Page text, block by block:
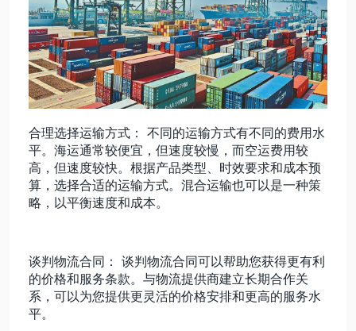
合理选择运输方式： 不同的运输方式有不同的费用水
平。海运通常较便宜，但速度较慢，而空运费用较
高，但速度较快。根据产品类型、时效要求和成本预
算，选择合适的运输方式。混合运输也可以是一种策
略，以平衡速度和成本。
谈判物流合同： 谈判物流合同可以帮助您获得更有利
的价格和服务条款。与物流提供商建立长期合作关
系，可以为您提供更灵活的价格安排和更高的服务水
平。